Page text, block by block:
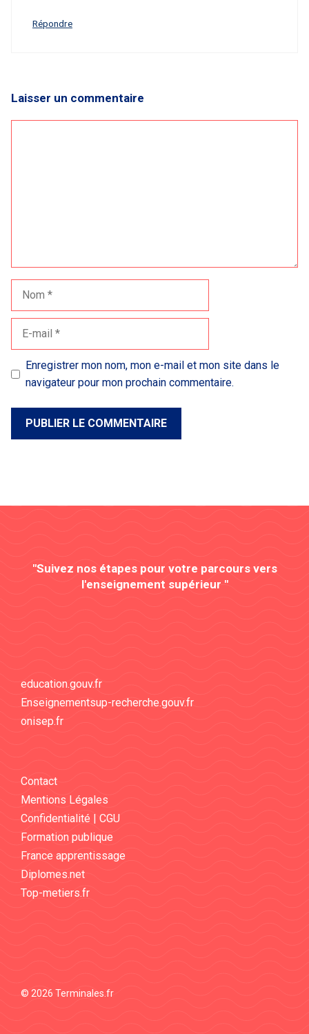
Répondre
Laisser un commentaire
Nom
Enregistrer mon nom, mon e-mail et mon site dans le
navigateur pour mon prochain commentaire.
"Suivez nos étapes pour votre parcours vers
l'enseignement supérieur "
education.gouv.fr
Enseignementsup-recherche.gouv.fr
onisep.fr
Contact
Mentions Légales
Confidentialité | CGU
Formation publique
France apprentissage
Diplomes.net
Top-metiers.fr
© 2026 Terminales.fr